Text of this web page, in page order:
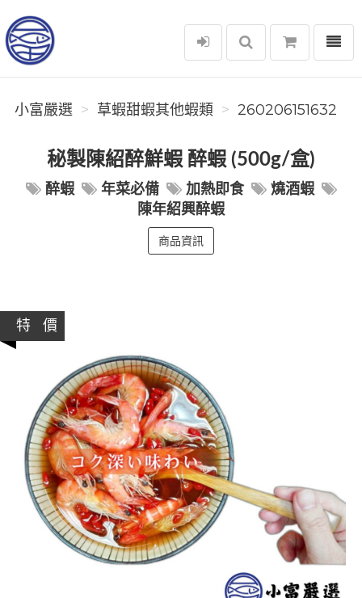
小富嚴選
選單
小富嚴選 草蝦甜蝦其他蝦類 260206151632
秘製陳紹醉鮮蝦 醉蝦 (500g/盒)
醉蝦 年菜必備 加熱即食
燒酒蝦
陳年紹興醉蝦
商品資訊
特 價